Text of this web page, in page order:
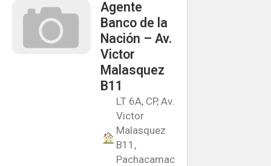
Agente
Banco de la
Nación – Av.
Victor
Malasquez
B11
LT 6A, CP, Av.
Victor
Malasquez
B11,
Pachacamac